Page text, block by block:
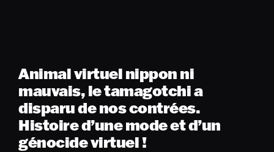
Animal virtuel nippon ni
mauvais, le tamagotchi a
disparu de nos contrées.
Histoire d’une mode et d’un
génocide virtuel !